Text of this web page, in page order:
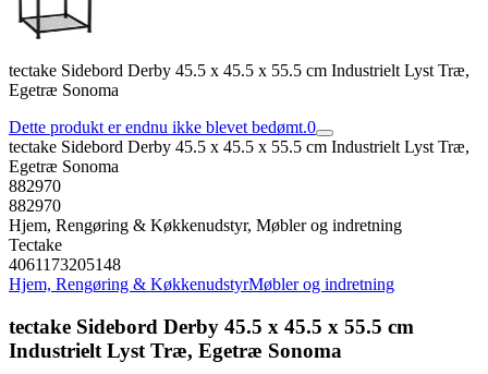
tectake Sidebord Derby 45.5 x 45.5 x 55.5 cm Industrielt Lyst Træ,
Egetræ Sonoma
Dette produkt er endnu ikke blevet bedømt.0
tectake Sidebord Derby 45.5 x 45.5 x 55.5 cm Industrielt Lyst Træ,
Egetræ Sonoma
882970
882970
Hjem, Rengøring & Køkkenudstyr, Møbler og indretning
Tectake
4061173205148
Hjem, Rengøring & KøkkenudstyrMøbler og indretning
tectake Sidebord Derby 45.5 x 45.5 x 55.5 cm
Industrielt Lyst Træ, Egetræ Sonoma